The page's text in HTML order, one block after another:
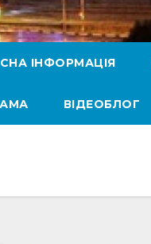
ІНФОРМАЦІЯ
ВІДЕОБЛОГ